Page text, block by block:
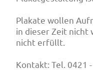
Plakate wollen
in dieser Zeit nicht
nicht erfüllt.
Kontakt: Tel. 0421